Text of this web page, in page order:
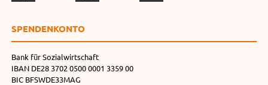
SPENDEN­KONTO
Bank für Sozialwirtschaft
IBAN DE28 3702 0500 0001 3359 00
BIC BFSWDE33MAG